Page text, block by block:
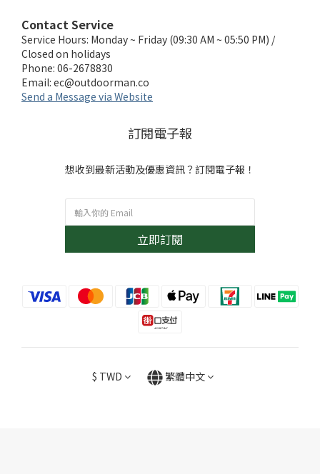
Contact Service
Service Hours: Monday ~ Friday (09:30 AM ~ 05:50 PM) /
Closed on holidays
Phone: 06-2678830
Email: ec@outdoorman.co
Send a Message via Website
訂閱電子報
想收到最新活動及優惠資訊？訂閱電子報！
立即訂閱
$ TWD 繁體中文